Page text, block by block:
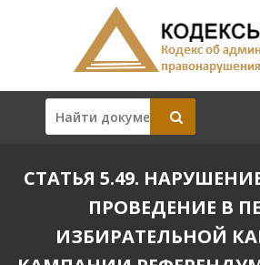
СТАТЬЯ 5.49.
ПРОВЕДЕНИЕ В
ИЗБИРАТЕЛЬНОЙ